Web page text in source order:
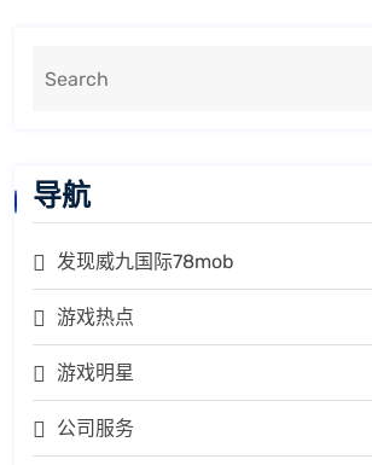
导航
发现威九国际78mob
游戏热点
游戏明星
公司服务